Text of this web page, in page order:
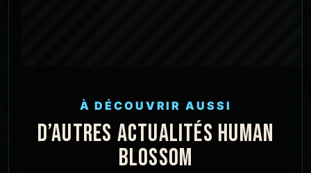
À DÉCOUVRIR AUSSI
D’AUTRES ACTUALITÉS HUMAN
BLOSSOM